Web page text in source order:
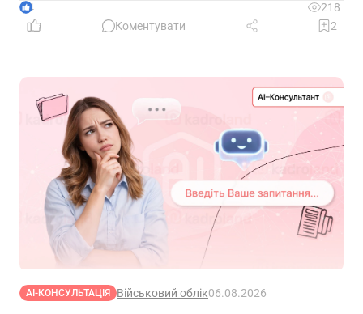
4
218
Коментувати
2
АІ-КОНСУЛЬТАЦІЯ Військовий облік06.08.2026